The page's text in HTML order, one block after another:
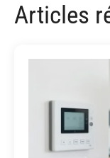
Articles